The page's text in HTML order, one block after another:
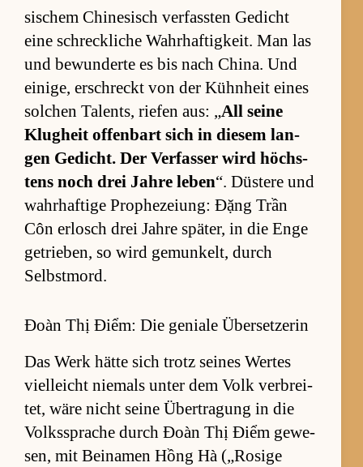
si­schem Chi­ne­sisch ver­fass­ten Ge­dicht
eine schreck­li­che Wahr­haf­tig­keit. Man las
und be­wun­derte es bis nach Chi­na. Und
ei­ni­ge, er­schreckt von der Kühn­heit ei­nes
sol­chen Tal­ents, rie­fen aus: „All seine
Klug­heit of­fen­bart sich in die­sem lan­
gen Ge­dicht. Der Ver­fas­ser wird höchs­
tens noch drei Jahre le­ben“. Düs­tere und
wahr­haf­tige Pro­phe­zei­ung: Đặng Trần
Côn er­losch drei Jahre spä­ter, in die Enge
ge­trie­ben, so wird ge­mun­kelt, durch
Selbst­mord.
Đoàn Thị Điểm: Die geniale Übersetzerin
Das Werk hätte sich trotz sei­nes Wer­tes
viel­leicht nie­mals un­ter dem Volk ver­brei­
tet, wäre nicht seine Über­tra­gung in die
Volkss­pra­che durch Đoàn Thị Điểm ge­we­
sen, mit Bei­n­amen Hồng Hà („Ro­sige